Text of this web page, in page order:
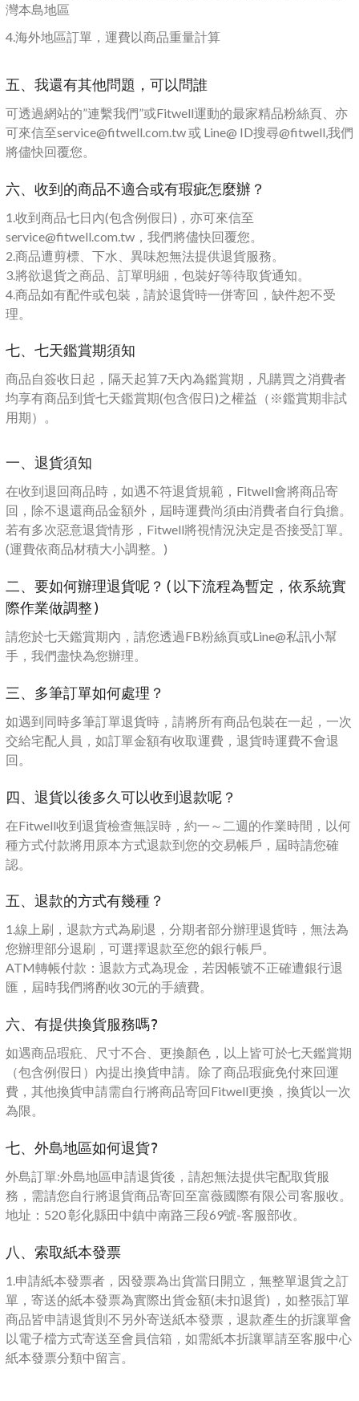
灣本島地區
4.海外地區訂單，運費以商品重量計算
五、我還有其他問題，可以問誰
可透過網站的”連繫我們”或Fitwell運動的最家精品粉絲頁、亦
可來信至service@fitwell.com.tw 或 Line@ ID搜尋@fitwell,我們
將儘快回覆您。
六、收到的商品不適合或有瑕疵怎麼辦？
1.收到商品七日內(包含例假日)，亦可來信至
service@fitwell.com.tw，我們將儘快回覆您。
2.商品遭剪標、下水、異味恕無法提供退貨服務。
3.將欲退貨之商品、訂單明細，包裝好等待取貨通知。
4.商品如有配件或包裝，請於退貨時一併寄回，缺件恕不受
理。
七、七天鑑賞期須知
商品自簽收日起，隔天起算7天內為鑑賞期，凡購買之消費者
均享有商品到貨七天鑑賞期(包含假日)之權益（※鑑賞期非試
用期）。
一、退貨須知
在收到退回商品時，如遇不符退貨規範，Fitwell會將商品寄
回，除不退還商品金額外，屆時運費尚須由消費者自行負擔。
若有多次惡意退貨情形，Fitwell將視情況決定是否接受訂單。
(運費依商品材積大小調整。)
二、要如何辦理退貨呢？(以下流程為暫定，依系統實
際作業做調整)
請您於七天鑑賞期內，請您透過FB粉絲頁或Line@私訊小幫
手，我們盡快為您辦理。
三、多筆訂單如何處理？
如遇到同時多筆訂單退貨時，請將所有商品包裝在一起，一次
交給宅配人員，如訂單金額有收取運費，退貨時運費不會退
回。
四、退貨以後多久可以收到退款呢？
在Fitwell收到退貨檢查無誤時，約一～二週的作業時間，以何
種方式付款將用原本方式退款到您的交易帳戶，屆時請您確
認。
五、退款的方式有幾種？
1.線上刷，退款方式為刷退，分期者部分辦理退貨時，無法為
您辦理部分退刷，可選擇退款至您的銀行帳戶。
ATM轉帳付款：退款方式為現金，若因帳號不正確遭銀行退
匯，屆時我們將酌收30元的手續費。
六、有提供換貨服務嗎?
如遇商品瑕疪、尺寸不合、更換顏色，以上皆可於七天鑑賞期
（包含例假日）內提出換貨申請。除了商品瑕疵免付來回運
費，其他換貨申請需自行將商品寄回Fitwell更換，換貨以一次
為限。
七、外島地區如何退貨?
外島訂單:外島地區申請退貨後，請恕無法提供宅配取貨服
務，需請您自行將退貨商品寄回至富薇國際有限公司客服收。
地址：520 彰化縣田中鎮中南路三段69號-客服部收。
八、索取紙本發票
1.申請紙本發票者，因發票為出貨當日開立，無整單退貨之訂
單，寄送的紙本發票為實際出貨金額(未扣退貨) ，如整張訂單
商品皆申請退貨則不另外寄送紙本發票，退款產生的折讓單會
以電子檔方式寄送至會員信箱，如需紙本折讓單請至客服中心
紙本發票分類中留言。